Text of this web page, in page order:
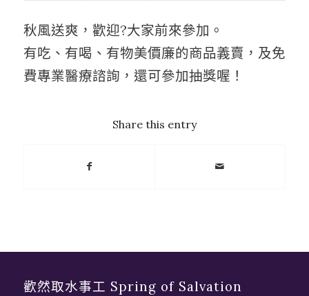
秋風送爽，歡迎?大家前來參加。
有吃、有喝、有物美價廉的商品義賣，及免
費專業醫療諮詢，還可參加抽獎喔！
Share this entry
歡然取水事工 Spring of Salvation